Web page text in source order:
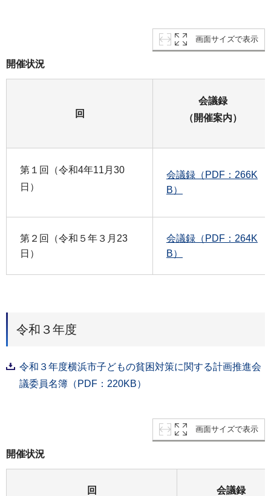
画面サイズで表示
開催状況
回
会議録
（開催案内）
第１回（令和4年11月30
日）
会議録（PDF：266K
B）
第２回（令和５年３月23
日）
会議録（PDF：264K
B）
令和３年度
令和３年度横浜市子どもの貧困対策に関する計画推進会
議委員名簿（PDF：220KB）
画面サイズで表示
開催状況
回 会議録